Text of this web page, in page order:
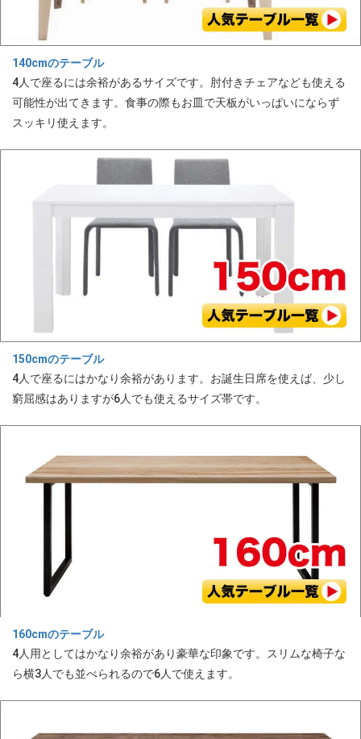
140cmのテーブル
4人で座るには余裕があるサイズです。肘付きチェアなども使える
可能性が出てきます。食事の際もお皿で天板がいっぱいにならず
スッキリ使えます。
150cmのテーブル
4人で座るにはかなり余裕があります。お誕生日席を使えば、少し
窮屈感はありますが6人でも使えるサイズ帯です。
160cmのテーブル
4人用としてはかなり余裕があり豪華な印象です。スリムな椅子な
ら横3人でも並べられるので6人で使えます。